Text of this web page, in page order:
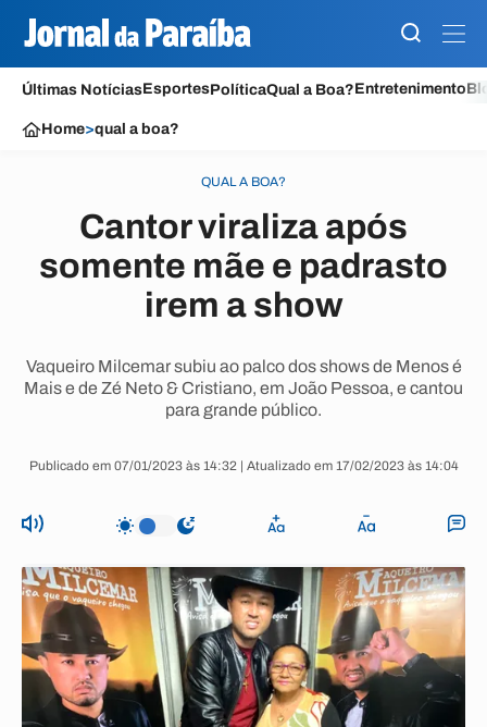
Últimas NotíciasEsportesPolíticaQual a Boa?Entretenimento
Home>qual a boa?
QUAL A BOA?
Cantor viraliza após
somente mãe e padrasto
irem a show
Vaqueiro Milcemar subiu ao palco dos shows de Menos é
Mais e de Zé Neto & Cristiano, em João Pessoa, e cantou
para grande público.
Publicado em 07/01/2023 às 14:32 | Atualizado em 17/02/2023 às 14:04